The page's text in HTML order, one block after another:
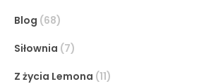
Blog (68)
Siłownia (7)
Z życia Lemona (11)